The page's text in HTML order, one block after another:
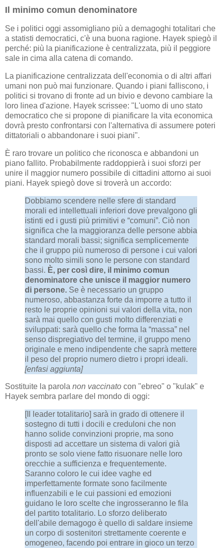
Il minimo comun denominatore
Se i politici oggi assomigliano più a demagoghi totalitari che
a statisti democratici, c'è una buona ragione. Hayek spiegò il
perché: più la pianificazione è centralizzata, più il peggiore
sale in cima alla catena di comando.
La pianificazione centralizzata dell'economia o di altri affari
umani non può mai funzionare. Quando i piani falliscono, i
politici si trovano di fronte ad un bivio e devono cambiare la
loro linea d'azione. Hayek scrissee: "L'uomo di uno stato
democratico che si propone di pianificare la vita economica
dovrà presto confrontarsi con l'alternativa di assumere poteri
dittatoriali o abbandonare i suoi piani".
È raro trovare un politico che riconosca e abbandoni un
piano fallito. Probabilmente raddoppierà i suoi sforzi per
unire il maggior numero possibile di cittadini attorno ai suoi
piani. Hayek spiegò dove si troverà un accordo:
Dobbiamo scendere nelle sfere di standard
morali ed intellettuali inferiori dove prevalgono gli
istinti ed i gusti più primitivi e “comuni”. Ciò non
significa che la maggioranza delle persone abbia
standard morali bassi; significa semplicemente
che il gruppo più numeroso di persone i cui valori
sono molto simili sono le persone con standard
bassi. È, per così dire, il minimo comun
denominatore che unisce il maggior numero
di persone. Se è necessario un gruppo
numeroso, abbastanza forte da imporre a tutto il
resto le proprie opinioni sui valori della vita, non
sarà mai quello con gusti molto differenziati e
sviluppati: sarà quello che forma la “massa” nel
senso dispregiativo del termine, il gruppo meno
originale e meno indipendente che saprà mettere
il peso del proprio numero dietro i propri ideali.
[enfasi aggiunta]
Sostituite la parola non vaccinato con "ebreo" o "kulak" e
Hayek sembra parlare del mondo di oggi:
[Il leader totalitario] sarà in grado di ottenere il
sostegno di tutti i docili e creduloni che non
hanno solide convinzioni proprie, ma sono
disposti ad accettare un sistema di valori già
pronto se solo viene fatto risuonare nelle loro
orecchie a sufficienza e frequentemente.
Saranno coloro le cui idee vaghe ed
imperfettamente formate sono facilmente
influenzabili e le cui passioni ed emozioni
guidano le loro scelte che ingrosseranno le fila
del partito totalitario. Lo sforzo deliberato
dell'abile demagogo è quello di saldare insieme
un corpo di sostenitori strettamente coerente e
omogeneo, facendo poi entrare in gioco un terzo